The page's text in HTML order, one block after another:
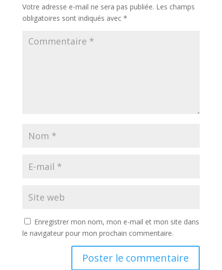
Votre adresse e-mail ne sera pas publiée. Les champs
obligatoires sont indiqués avec *
Enregistrer mon nom, mon e-mail et mon site dans
le navigateur pour mon prochain commentaire.